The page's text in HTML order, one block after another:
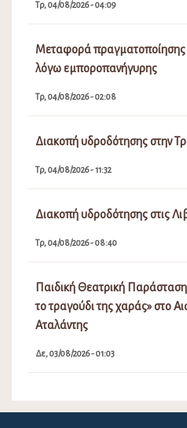
Τρ, 04/08/2026 - 04:09
Μεταφορά πραγματοποίησης
λόγω εμποροπανήγυρης
Τρ, 04/08/2026 - 02:08
Διακοπή υδροδότησης στην
Τρ, 04/08/2026 - 11:32
Διακοπή υδροδότησης στις
Τρ, 04/08/2026 - 08:40
Παιδική Θεατρική
το τραγούδι της χαράς» στο
Αταλάντης
Δε, 03/08/2026 - 01:03